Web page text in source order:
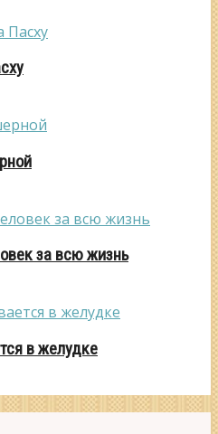
за всю жизнь
в желудке